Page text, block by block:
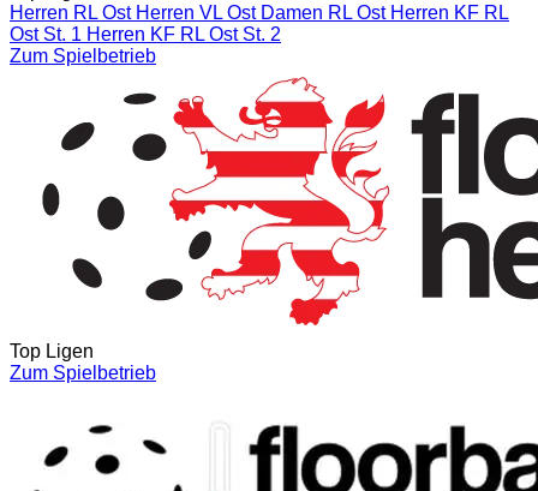
Herren RL Ost Herren VL Ost Damen RL Ost Herren KF RL
Ost St. 1 Herren KF RL Ost St. 2
Zum Spielbetrieb
Top Ligen
Zum Spielbetrieb